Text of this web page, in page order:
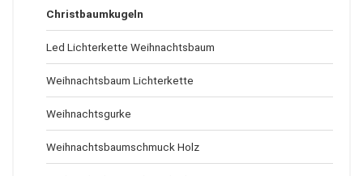
Christbaumkugeln
Led Lichterkette Weihnachtsbaum
Weihnachtsbaum Lichterkette
Weihnachtsgurke
Weihnachtsbaumschmuck Holz